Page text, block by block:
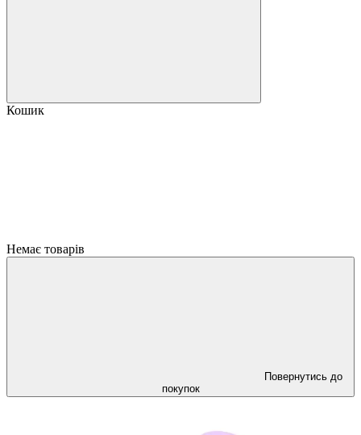
Кошик
Немає товарів
Повернутись до
покупок